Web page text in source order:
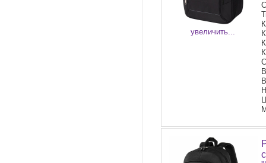
увеличить...